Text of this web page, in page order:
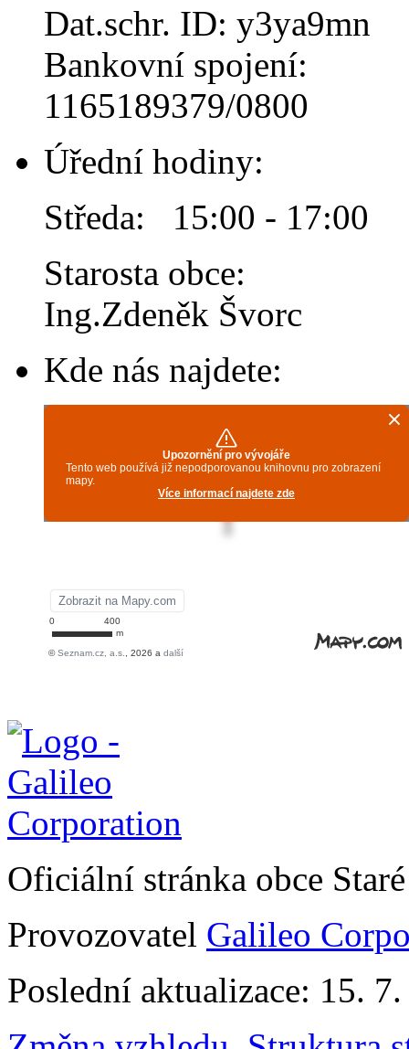
Dat.schr. ID: y3ya9mn
Bankovní spojení:
1165189379/0800
Úřední hodiny:
Středa: 15:00 - 17:00
Starosta obce:
Ing.Zdeněk Švorc
Kde nás najdete:
Oficiální stránka obce
Provozovatel Galileo
Poslední aktualizace: 15.